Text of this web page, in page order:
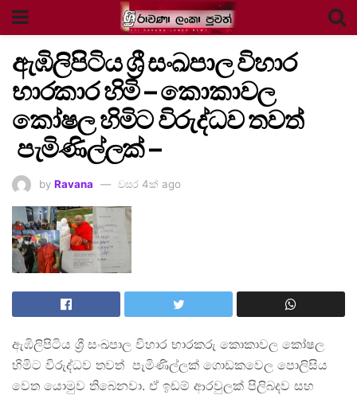
ඇඹිලිපිටිය ශ්‍රී සංඛපාල විහාර
භාරකාර හිමි – කොකාවල
කෝෂල හිමිට විරුද්ධව තවත්
පැමිණිල්ලක් –
by Ravana වසර 4ක් ago
ඇඹිලිපිටිය ශ්‍රී සංඛපාල විහාර භාරකරු කොකාවල කෝෂල
හිමිට විරුද්ධව තවත් පැමිණිල්ලක් ගොඩකවෙල පොලිසිය
වෙත යොමුව තිබෙනවා. ඒ ඉඩම් ආරවුලක් පිලිබදව සහ